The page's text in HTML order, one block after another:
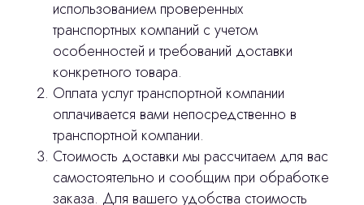
использованием проверенных
транспортных компаний с учетом
особенностей и требований доставки
конкретного товара.
Оплата услуг транспортной компании
оплачивается вами непосредственно в
транспортной компании.
Стоимость доставки мы рассчитаем для вас
самостоятельно и сообщим при обработке
заказа. Для вашего удобства стоимость
3D печать
Лицензирование
Изготовление хирургических шаблонов
Оплата и доставка
Политика конфиденциальности
Контакты